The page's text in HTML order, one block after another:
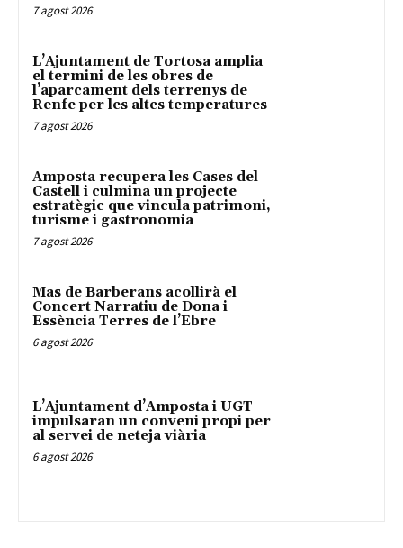
7 agost 2026
L’Ajuntament de Tortosa amplia
el termini de les obres de
l’aparcament dels terrenys de
Renfe per les altes temperatures
7 agost 2026
Amposta recupera les Cases del
Castell i culmina un projecte
estratègic que vincula patrimoni,
turisme i gastronomia
7 agost 2026
Mas de Barberans acollirà el
Concert Narratiu de Dona i
Essència Terres de l’Ebre
6 agost 2026
L’Ajuntament d’Amposta i UGT
impulsaran un conveni propi per
al servei de neteja viària
6 agost 2026